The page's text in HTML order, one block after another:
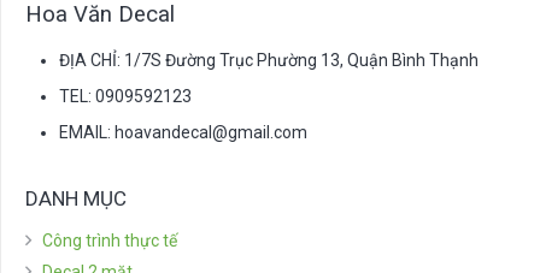
Hoa Văn Decal
ĐỊA CHỈ: 1/7S Đường Trục Phường 13, Quận Bình Thạnh
TEL: 0909592123
EMAIL: hoavandecal@gmail.com
DANH MỤC
Công trình thực tế